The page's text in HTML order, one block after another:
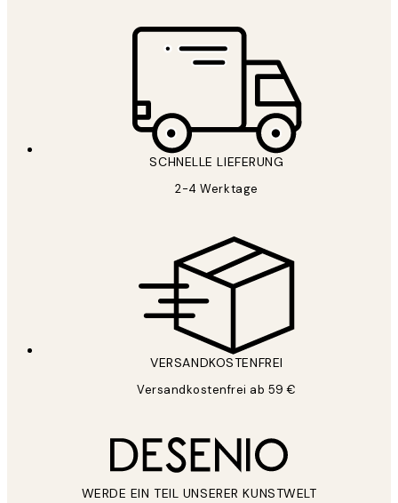
SCHNELLE LIEFERUNG
2-4 Werktage
VERSANDKOSTENFREI
Versandkostenfrei ab 59 €
WERDE EIN TEIL UNSERER KUNSTWELT